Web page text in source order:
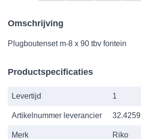
Omschrijving
Plugboutenset m-8 x 90 tbv fontein
Productspecificaties
Levertijd 1
Artikelnummer leverancier 32.4259
Merk Riko